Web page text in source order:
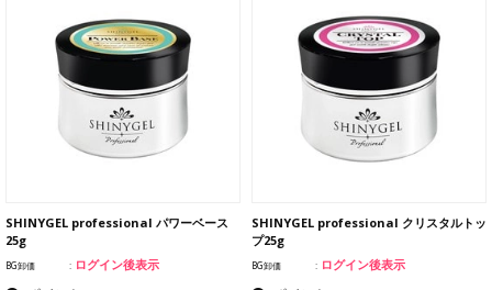
SHINYGEL professional パワーベース
25g
BG卸価 ログイン後表示
SHINYGEL professional クリスタルトッ
プ25g
BG卸価 ログイン後表示